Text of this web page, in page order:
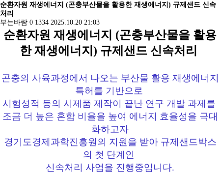
순환자원 재생에너지 (곤충부산물을 활용한 재생에너지) 규제샌드 신속
처리
부는바람 0 1334 2025.10.20 21:03
순환자원 재생에너지 (곤충부산물을 활용
한 재생에너지) 규제샌드 신속처리
곤충의 사육과정에서 나오는 부산물 활용 재생에너지
특허를 기반으로
시험성적 등의 시제품 제작이 끝난 연구 개발 과제를
조금 더 높은 혼합 비율을 높여 에너지 효율성을 극대
화하고자
경기도경제과학진흥원의 지원을 받아 규제샌드박스
의 첫 단계인
신속처리 사업을 진행중입니다.